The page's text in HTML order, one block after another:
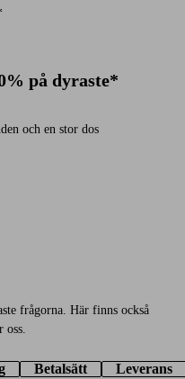
på dyraste*
och en stor dos
frågorna. Här finns också
Betalsätt Leverans